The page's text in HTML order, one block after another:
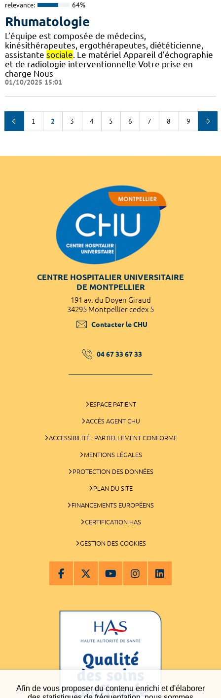
Afin de vous proposer du contenu enrichi et d'élaborer
relevance: 64%
Rhumatologie
L’équipe est composée de médecins,
kinésithérapeutes, ergothérapeutes, diététicienne,
assistante sociale . Le matériel Appareil d’échographie
et de radiologie interventionnelle Votre prise en
charge Nous
01/10/2025 15:01
1 2 3 4 5 6 7 8 9
CENTRE HOSPITALIER UNIVERSITAIRE
DE MONTPELLIER
191 av. du Doyen Giraud
34295 Montpellier cedex 5
Contacter le CHU
04 67 33 67 33
ESPACE PATIENT
ACCÈS AGENT CHU
ACCESSIBILITÉ : PARTIELLEMENT CONFORME
MENTIONS LÉGALES
PROTECTION DES DONNÉES
PLAN DU SITE
FINANCEMENTS EUROPÉENS
CERTIFICATION HAS
GESTION DES COOKIES